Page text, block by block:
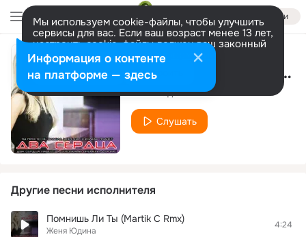
Войти
Мы используем cookie-файлы, чтобы улучшить
сервисы для вас. Если ваш возраст менее 13 лет,
настроить cookie-файлы должен ваш законный
представитель. Больше информации
Разрешить все Настроить Прощай (DJ Lumiere Remix)
Женя Юдина
Слушать
Другие песни исполнителя
Помнишь Ли Ты (Martik C Rmx)
Женя Юдина
4:24
Информация о контенте
на платформе — здесь